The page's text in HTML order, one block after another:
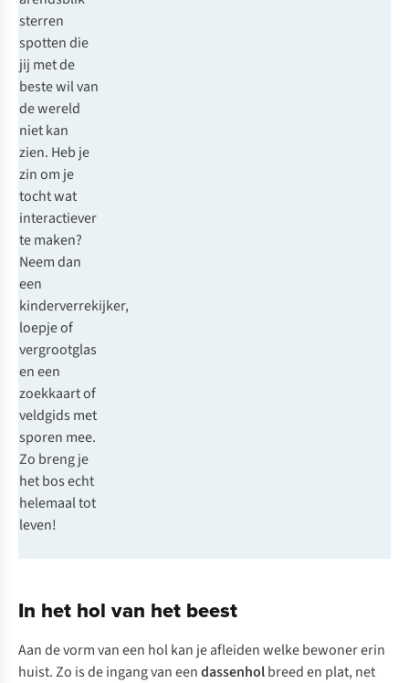
sterren
spotten die
jij met de
beste wil van
de wereld
niet kan
zien. Heb je
zin om je
tocht wat
interactiever
te maken?
Neem dan
een
kinderverrekijker,
loepje of
vergrootglas
en een
zoekkaart of
veldgids met
sporen mee.
Zo breng je
het bos echt
helemaal tot
leven!
In het hol van het beest
Aan de vorm van een hol kan je afleiden welke bewoner erin
huist. Zo is de ingang van eendassenholbreed en plat, net